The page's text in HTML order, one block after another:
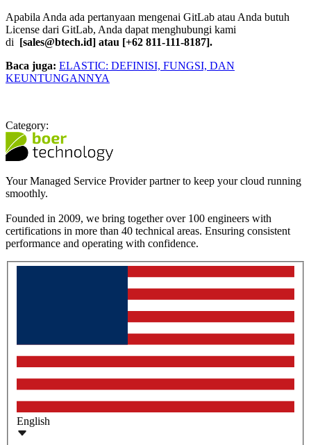
Apabila Anda ada pertanyaan mengenai GitLab atau Anda butuh
License dari GitLab, Anda dapat menghubungi kami
di [sales@btech.id] atau [+62 811-111-8187].
Baca juga: ELASTIC: DEFINISI, FUNGSI, DAN
KEUNTUNGANNYA
Category:
Your Managed Service Provider partner to keep your cloud running
smoothly.
Founded in 2009, we bring together over 100 engineers with
certifications in more than 40 technical areas. Ensuring consistent
performance and operating with confidence.
English